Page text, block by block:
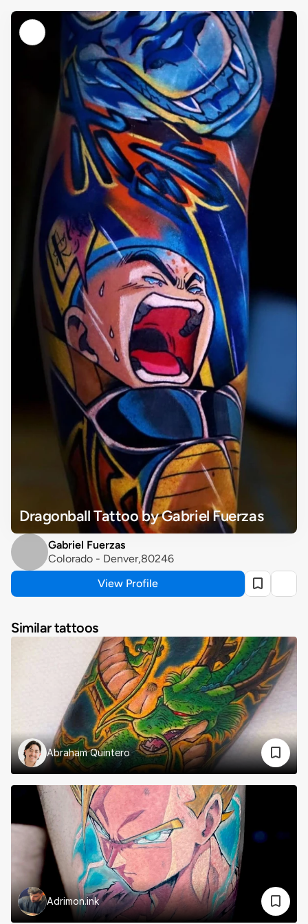
Dragonball Tattoo by Gabriel Fuerzas
Gabriel Fuerzas
Colorado - Denver,80246
View Profile
Similar tattoos
Abraham Quintero
Adrimon.ink